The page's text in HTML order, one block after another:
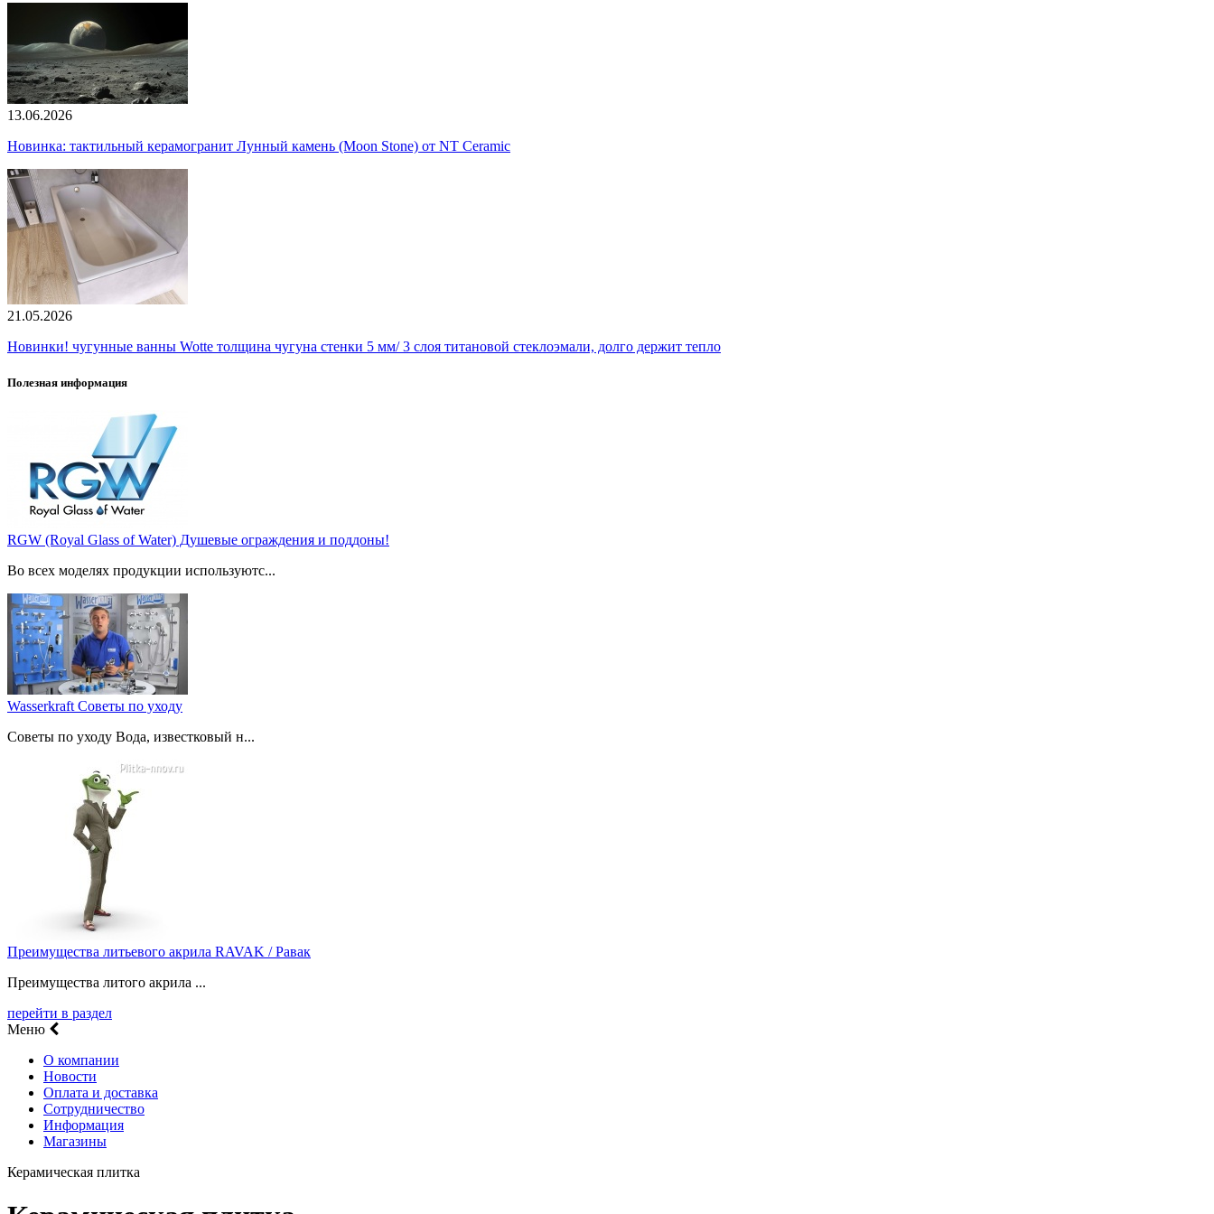
13.06.2026
Новинка: тактильный керамогранит Лунный камень (Moon Stone) от NT Ceramic
21.05.2026
Новинки! чугунные ванны Wotte толщина чугуна стенки 5 мм/ 3 слоя титановой стеклоэмали, долго держит тепло
Полезная информация
RGW (Royal Glass of Water) Душевые ограждения и поддоны!
Во всех моделях продукции используютс...
Wasserkraft Советы по уходу
Советы по уходу Вода, известковый н...
Преимущества литьевого акрила RAVAK / Равак
Преимущества литого акрила ...
перейти в раздел
Меню
О компании
Новости
Оплата и доставка
Сотрудничество
Информация
Магазины
Керамическая плитка